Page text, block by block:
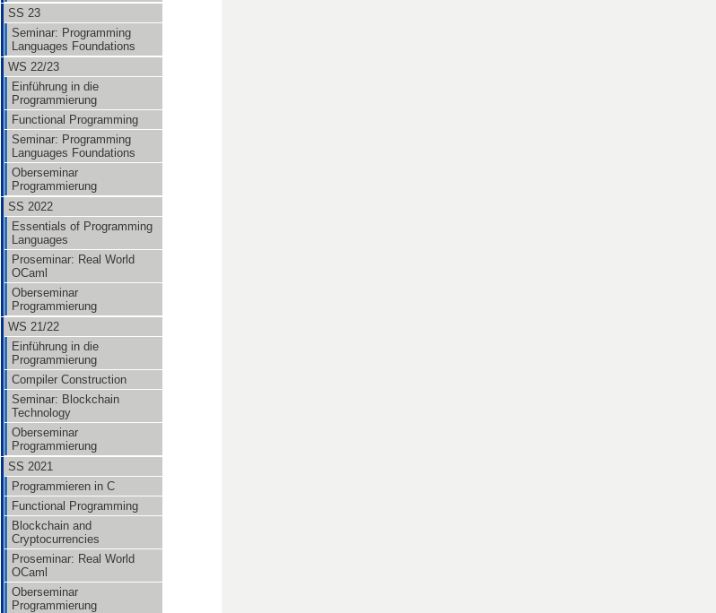
SS 23
Seminar: Programming
Languages Foundations
WS 22/23
Einführung in die
Programmierung
Functional Programming
Seminar: Programming
Languages Foundations
Oberseminar
Programmierung
SS 2022
Essentials of Programming
Languages
Proseminar: Real World
OCaml
Oberseminar
Programmierung
WS 21/22
Einführung in die
Programmierung
Compiler Construction
Seminar: Blockchain
Technology
Oberseminar
Programmierung
SS 2021
Programmieren in C
Functional Programming
Blockchain and
Cryptocurrencies
Proseminar: Real World
OCaml
Oberseminar
Programmierung